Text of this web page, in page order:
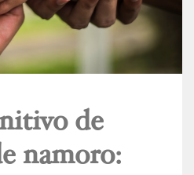
de
namoro: